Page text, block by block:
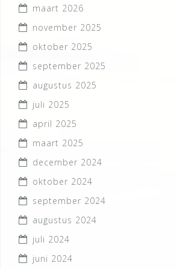
maart 2026
november 2025
oktober 2025
september 2025
augustus 2025
juli 2025
april 2025
maart 2025
december 2024
oktober 2024
september 2024
augustus 2024
juli 2024
juni 2024